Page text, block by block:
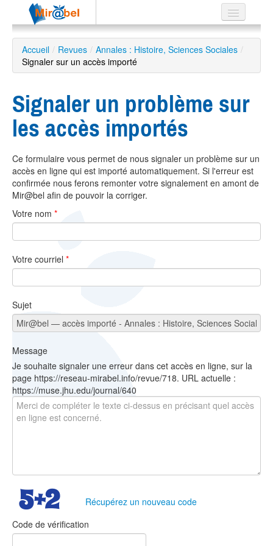
Le réseau
Soutien
avancée
EN
ES
?
Accueil / Revues / Annales : Histoire, Sciences Sociales /
Signaler sur un accès importé
Signaler un problème sur
les accès importés
Ce formulaire vous permet de nous signaler un problème sur un
accès en ligne qui est importé automatiquement. Si l'erreur est
confirmée nous ferons remonter votre signalement en amont de
Mir@bel afin de pouvoir la corriger.
Votre nom *
Votre courriel *
Sujet
Message
Je souhaite signaler une erreur dans cet accès en ligne, sur la
page https://reseau-mirabel.info/revue/718. URL actuelle :
https://muse.jhu.edu/journal/640
Récupérez un nouveau code
Code de vérification